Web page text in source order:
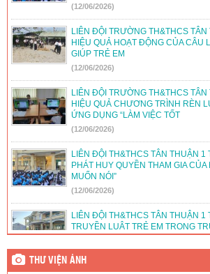
(12/06/2026)
LIÊN ĐỘI TRƯỜNG TH&THCS
HIỆU QUẢ HOẠT ĐỘNG CỦA CÂU
GIÚP TRẺ EM
(12/06/2026)
LIÊN ĐỘI TRƯỜNG TH&THCS
HIỆU QUẢ CHƯƠNG TRÌNH RÈN
ỨNG DỤNG “LÀM VIỆC TỐT
(12/06/2026)
LIÊN ĐỘI TH&THCS TÂN THUẬN 1
PHÁT HUY QUYỀN THAM GIA CỦA
MUỐN NÓI”
(12/06/2026)
LIÊN ĐỘI TH&THCS TÂN THUẬN 1
TRUYỀN LUẬT TRẺ EM TRONG
LIÊN ĐỘI TH&THCS TÂN THUẬN 1
THƯ VIỆN ẢNH